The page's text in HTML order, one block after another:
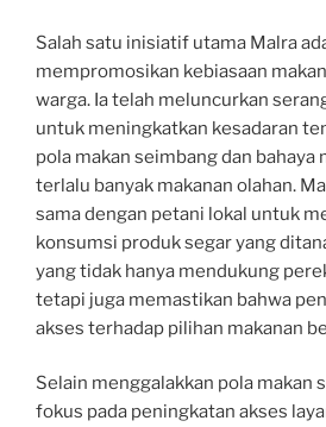
Salah satu inisiatif utama Malra
mempromosikan kebiasaan
warga. Ia telah meluncurkan
untuk meningkatkan kesadaran
pola makan seimbang dan bahaya
terlalu banyak makanan olahan.
sama dengan petani lokal untuk
konsumsi produk segar yang
yang tidak hanya mendukung
tetapi juga memastikan bahwa
akses terhadap pilihan makanan
Selain menggalakkan pola makan
fokus pada peningkatan akses